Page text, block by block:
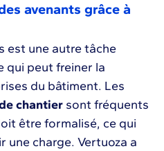
avenants grâce à
est une autre tâche
qui peut freiner la
du bâtiment. Les
chantier sont fréquents
être formalisé, ce qui
une charge. Vertuoza a